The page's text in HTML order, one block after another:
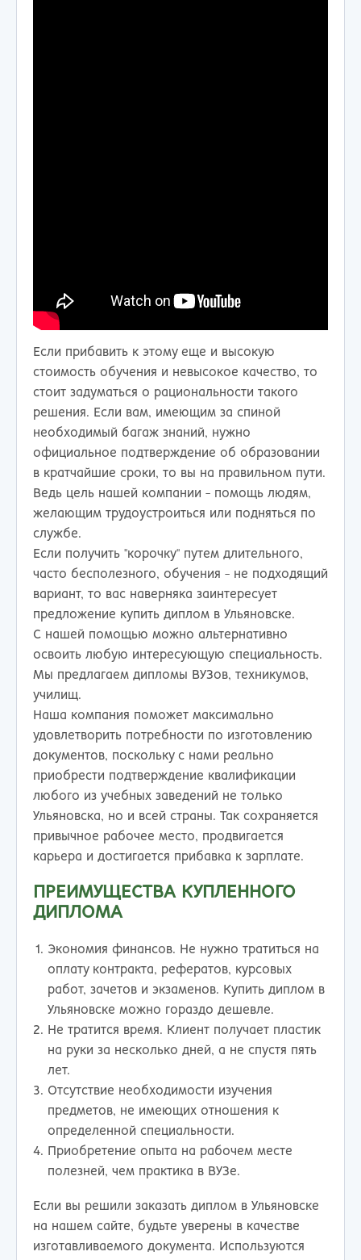
Если прибавить к этому еще и высокую
стоимость обучения и невысокое качество, то
стоит задуматься о рациональности такого
решения. Если вам, имеющим за спиной
необходимый багаж знаний, нужно
официальное подтверждение об образовании
в кратчайшие сроки, то вы на правильном пути.
Ведь цель нашей компании - помощь людям,
желающим трудоустроиться или подняться по
службе.
Если получить "корочку" путем длительного,
часто бесполезного, обучения - не подходящий
вариант, то вас наверняка заинтересует
предложение купить диплом в Ульяновске.
С нашей помощью можно альтернативно
освоить любую интересующую специальность.
Мы предлагаем дипломы ВУЗов, техникумов,
училищ.
Наша компания поможет максимально
удовлетворить потребности по изготовлению
документов, поскольку с нами реально
приобрести подтверждение квалификации
любого из учебных заведений не только
Ульяновска, но и всей страны. Так сохраняется
привычное рабочее место, продвигается
карьера и достигается прибавка к зарплате.
ПРЕИМУЩЕСТВА КУПЛЕННОГО
ДИПЛОМА
Экономия финансов. Не нужно тратиться на
оплату контракта, рефератов, курсовых
работ, зачетов и экзаменов. Купить диплом в
Ульяновске можно гораздо дешевле.
Не тратится время. Клиент получает пластик
на руки за несколько дней, а не спустя пять
лет.
Отсутствие необходимости изучения
предметов, не имеющих отношения к
определенной специальности.
Приобретение опыта на рабочем месте
полезней, чем практика в ВУЗе.
Если вы решили заказать диплом в Ульяновске
на нашем сайте, будьте уверены в качестве
изготавливаемого документа. Используются